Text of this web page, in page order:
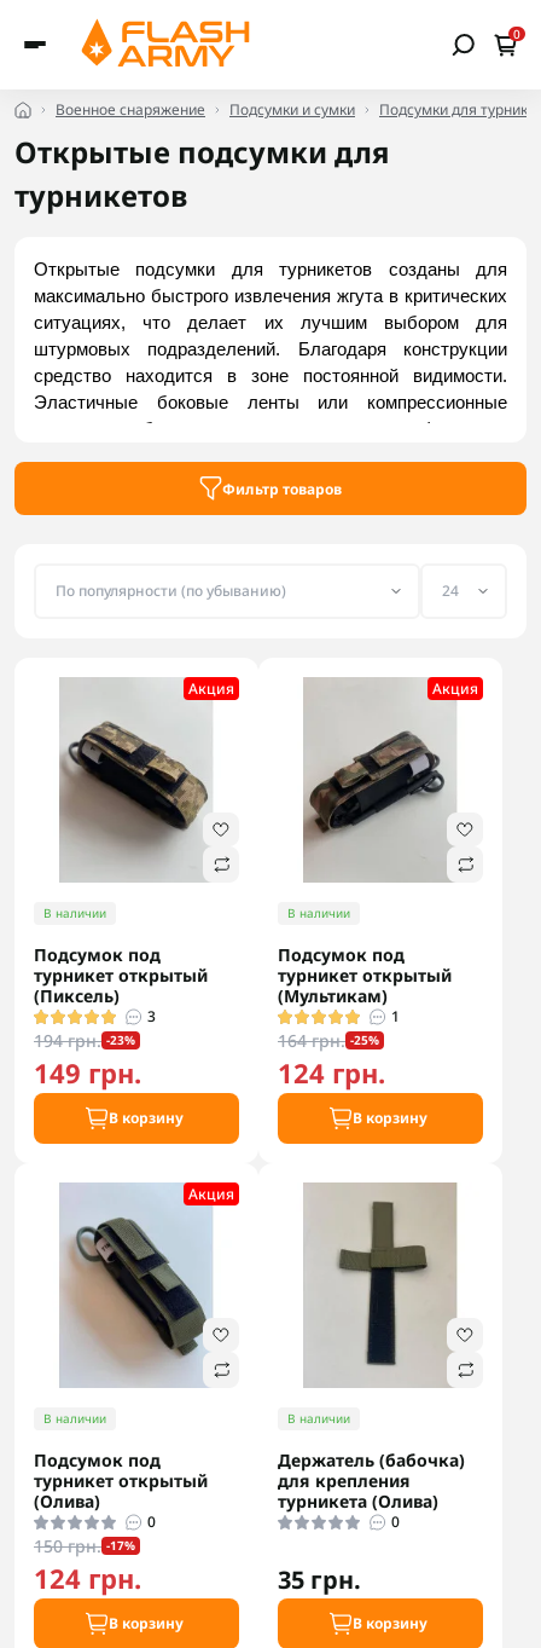
0
Военное снаряжение Подсумки и сумки Подсумки для
Открытые подсумки для
турникетов
Открытые подсумки для турникетов созданы для
максимально быстрого извлечения жгута в критических
ситуациях, что делает их лучшим выбором для
штурмовых подразделений. Благодаря конструкции
средство находится в зоне постоянной видимости.
Эластичные боковые ленты или компрессионные
шнуры обеспечивают надежную фиксацию
невозможным случайное выпадение. Прочные
Фильтр товаров
Акция
В наличии
Подсумок под
турникет открытый
(Пиксель)
3
194 грн. -23%
149 грн.
В корзину
Акция
В наличии
Подсумок под
турникет открытый
(Мультикам)
1
164 грн. -25%
124 грн.
В корзину
Акция
В наличии
Подсумок под
турникет открытый
(Олива)
0
150 грн. -17%
124 грн.
В корзину
В наличии
Держатель (бабочка)
для крепления
турникета (Олива)
0
35 грн.
В корзину